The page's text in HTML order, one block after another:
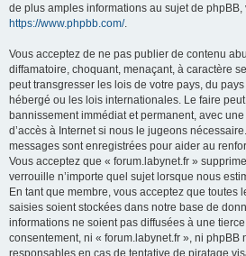
de plus amples informations au sujet de
https://www.phpbb.com/.
Vous acceptez de ne pas publier de contenu
diffamatoire, choquant, menaçant, à caractère
peut transgresser les lois de votre pays, du
hébergé ou les lois internationales. Le faire
bannissement immédiat et permanent, avec
d’accès à Internet si nous le jugeons
messages sont enregistrées pour aider au
Vous acceptez que « forum.labynet.fr »
verrouille n’importe quel sujet lorsque nous
En tant que membre, vous acceptez que toutes
saisies soient stockées dans notre base de
informations ne soient pas diffusées à une
consentement, ni « forum.labynet.fr », ni phpBB
responsables en cas de tentative de piratage